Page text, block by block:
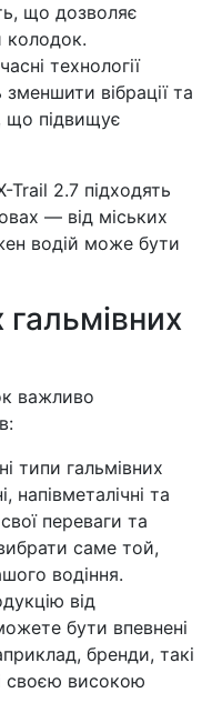
що дозволяє
колодок.
технології
вібрації та
що підвищує
Trail 2.7 підходять
— від міських
водій може бути
важливо
типи гальмівних
напівметалічні та
переваги та
саме той,
водіння.
від
бути впевнені
бренди, такі
своєю високою